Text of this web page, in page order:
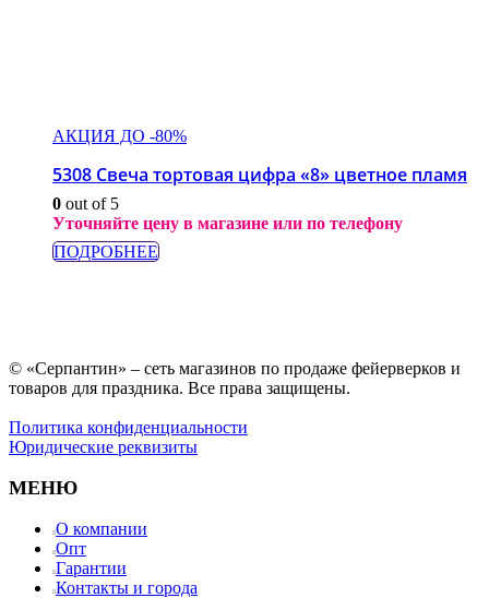
АКЦИЯ ДО -80%
5308 Свеча тортовая цифра «8» цветное пламя
0 out of 5
Уточняйте цену в магазине или по телефону
ПОДРОБНЕЕ
© «Серпантин» – сеть магазинов по продаже фейерверков и
товаров для праздника. Все права защищены.
Политика конфиденциальности
Юридические реквизиты
МЕНЮ
О компании
Опт
Гарантии
Контакты и города